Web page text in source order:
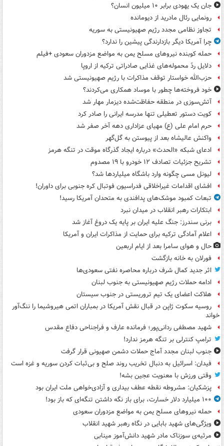
جان یک یهودی برابر ۱۰ میلیون انسان؟
رونمایی رئال مادرید از دیومانده
تجاوز نظامی مجدد رژیم صهیونیستی به سوریه
چرا آمریکا دیگر بازدارندگی پیشین را ندارد؟
حمله کوبنده نیروهای مسلح یمن به مواضع مزدوران سعودی +فیلم
دلایل ردّ محموله‌های غذایی صادراتی ترکیه از اروپا
حزب‌الله خواستار توقف مذاکرات با رژیم صهیونیستی شد
خود فروخته‌ها چطور با موساد همکاری می‌کردند؟
آتش‌سوزی در منطقه حفاظت‌شده دیزمار مهار شد
کویت دستور تعطیلی تنها مدرسه ایرانی را صادر کرد
حرم امام علی (ع) مهیای عزاداری دهه آخر صفر شد
واکنش عالیشاه بعد از پیوستن به گل‌گهر
ادعای شبکه «الحدث» درباره ایجاد گذرگاه موقت در تنگه هرمز
تشریح جزئیات تصادف ۱۲ خودرو با ۱۹ مصدوم
لیونل مسی چگونه وارد باشگاه میلیاردها شد؟
افشای اقدامات غیراخلاقی فدراسیون فوتبال کره جنوبی برای داوران!
تبعات کمبود موشک‌های پدافندی به متحدان آمریکا رسید!
ابتکارات رهبر انقلاب در میدان نبرد
برنی سندرز: جنگ علیه ایران بر پایه یک دروغ آغاز شد
اعلام آمادگی ترکیه برای حمایت از مذاکرات ایران و آمریکا
حال و هوای سامرا بعد از ایام اربعین
فورلان به خانه بازگشت
اثر جدید کمال شرف درباره محاصره نفتی سعودی‌ها
ادامه حملات رژیم صهیونیستی به جنوب لبنان
هلاکت اعضای یک تیم تروریستی در جنوب سیستان
روسیه سکوت ژاپن در قبال نقش آمریکا در بمباران اتمی هیروشیما را ننگ‌آور
خواند
شهید مصطفی ردانی‌پور؛ فرمانده عارف و فراجناحی دفاع مقدس
ترامپ کنترلی بر تنگه هرمز ندارد!
جنوب لبنان مجدد آماج حملات دشمن صهیونی قرار گرفت
فیدان: اسرائیل به دنبال تخریب روند صلح و بی‌ثبات کردن سوریه و غزه است
وقتی ورزش با معنویت عجین بشه!
پزشکیان: مشروطه نقطه عطف بیداری و آزادی‌خواهی ملت ایران بود
۱۰۰ میلیارد دلار خسارت، برای باز نگه داشتن تنگه‌ای که باز بود!
حمله نیروهای مسلح یمن به مواضع مزدوران سعودی
ویژگی‌های شهید بابایی در نگاه رهبر شهید انقلاب
مرثیه‌ی سوزناک مادر شهید دانش‌آموز مینابی